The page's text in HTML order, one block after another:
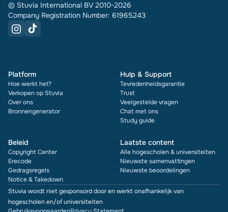
© Stuvia International BV 2010-2026
Company Registration Number: 61965243
Platform
Hoe werkt het?
Verkopen op Stuvia
Over ons
Bronnengenerator
Hulp & Support
Tevredenheidsgarantie
Trust
Veelgestelde vragen
Chat met ons
Study guide
Beleid
Copyright Center
Erecode
Gedragsregels
Notice & Takedown
Laatste content
Alle hogescholen & universiteiten
Nieuwste samenvattingen
Nieuwste beoordelingen
Stuvia wordt niet gesponsord door en werkt onafhankelijk van
hogescholen en/of universiteiten